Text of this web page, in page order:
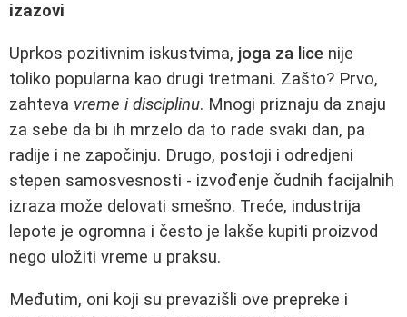
izazovi
Uprkos pozitivnim iskustvima, joga za lice nije
toliko popularna kao drugi tretmani. Zašto? Prvo,
zahteva vreme i disciplinu. Mnogi priznaju da znaju
za sebe da bi ih mrzelo da to rade svaki dan, pa
radije i ne započinju. Drugo, postoji i odredjeni
stepen samosvesnosti - izvođenje čudnih facijalnih
izraza može delovati smešno. Treće, industrija
lepote je ogromna i često je lakše kupiti proizvod
nego uložiti vreme u praksu.
Međutim, oni koji su prevazišli ove prepreke i